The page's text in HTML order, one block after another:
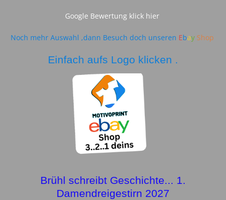
Google Bewertung klick hier
Noch mehr Auswahl ,dann Besuch doch unseren EbayShop
Einfach aufs Logo klicken .
Brühl schreibt Geschichte... 1.
Damendreigestirn 2027